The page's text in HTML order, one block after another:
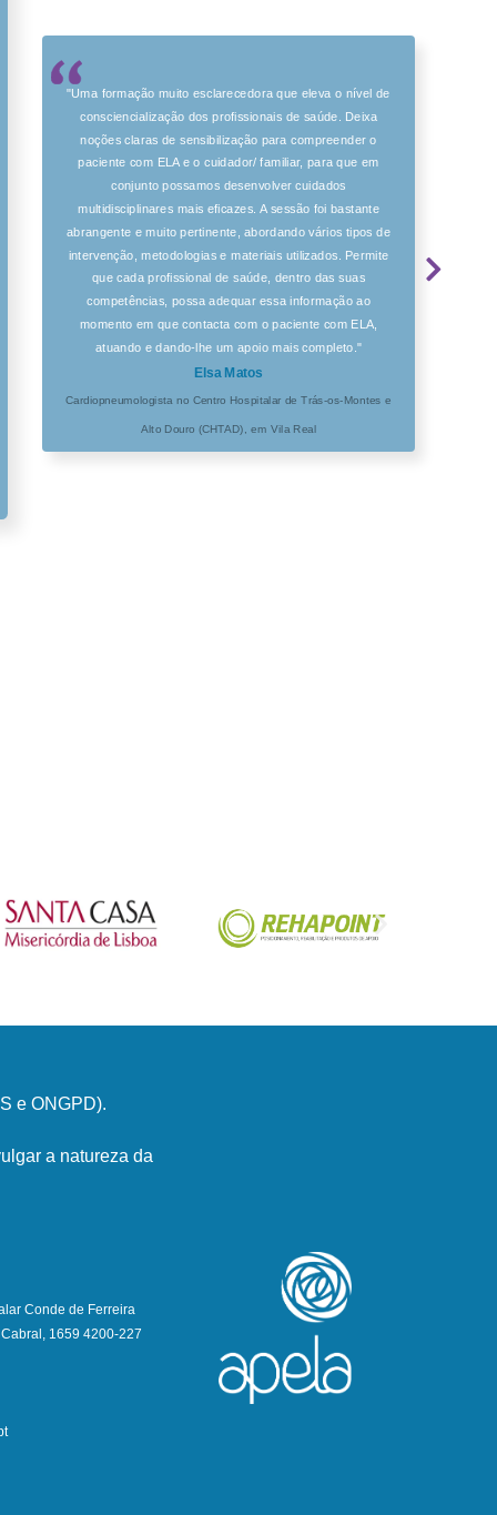
"Uma formação muito esclarecedora que eleva o nível de
consciencialização dos profissionais de saúde. Deixa
noções claras de sensibilização para compreender o
paciente com ELA e o cuidador/ familiar, para que em
conjunto possamos desenvolver cuidados
multidisciplinares mais eficazes. A sessão foi bastante
abrangente e muito pertinente, abordando vários tipos de
intervenção, metodologias e materiais utilizados. Permite
que cada profissional de saúde, dentro das suas
competências, possa adequar essa informação ao
momento em que contacta com o paciente com ELA,
atuando e dando-lhe um apoio mais completo."
Elsa Matos
Cardiopneumologista no Centro Hospitalar de Trás-os-Montes e
Alto Douro (CHTAD), em Vila Real
e ONGPD).
a natureza da
Conde de Ferreira
1659 4200-227